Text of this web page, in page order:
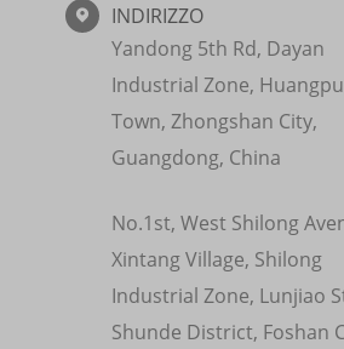

INDIRIZZO
Yandong 5th Rd, Dayan
Industrial Zone, Huangpu
Town, Zhongshan City,
Guangdong, China
No.1st, West Shilong
Xintang Village, Shilong
Industrial Zone, Lunjiao
Shunde District, Foshan